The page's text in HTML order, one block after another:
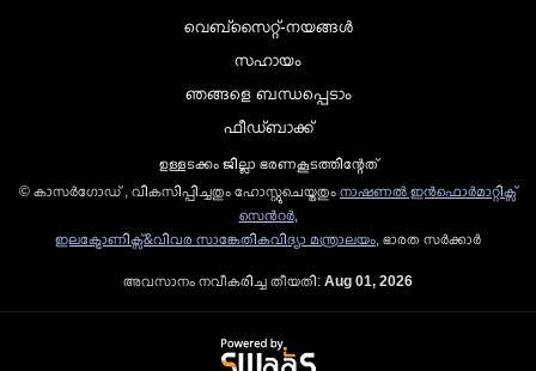
വെബ്സൈറ്റ്-നയങ്ങള്‍
സഹായം
ഞങ്ങളെ ബന്ധപ്പെടാം
ഫീഡ്ബാക്ക്
ഉള്ളടക്കം ജില്ലാ ഭരണകൂടത്തിന്റേത്
© കാസര്‍ഗോഡ്‌ , വികസിപ്പിച്ചതും ഹോസ്റ്റുചെയ്തതും നാഷണല്‍ ഇന്‍ഫൊര്‍മാറ്റിക്സ്
സെന്‍റര്‍,
ഇലക്ട്രോണിക്സ്&വിവര സാങ്കേതികവിദ്യാ മന്ത്രാലയം, ഭാരത സര്‍ക്കാര്‍
അവസാനം നവീകരിച്ച തീയതി: Aug 01, 2026